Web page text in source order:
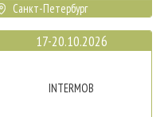
Санкт-Петербург
17-20.10.2026
INTERMOB